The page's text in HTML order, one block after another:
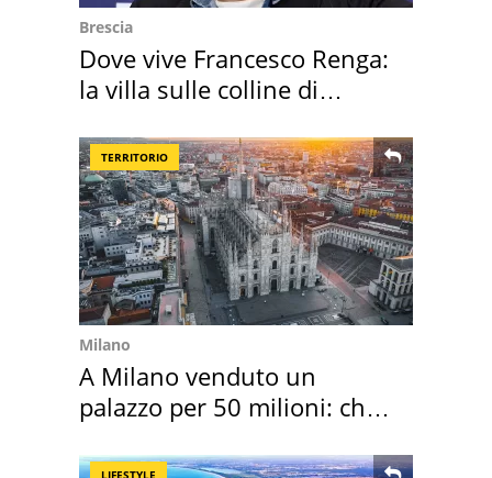
Brescia
Dove vive Francesco Renga:
la villa sulle colline di
TERRITORIO
Milano
A Milano venduto un
palazzo per 50 milioni: chi
LIFESTYLE